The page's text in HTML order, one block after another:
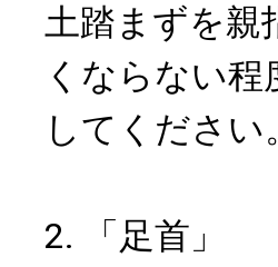
土踏まずを親
くならない
してください。
2. 「足首」